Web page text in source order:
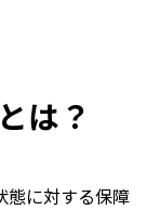
は？
態に対する保障